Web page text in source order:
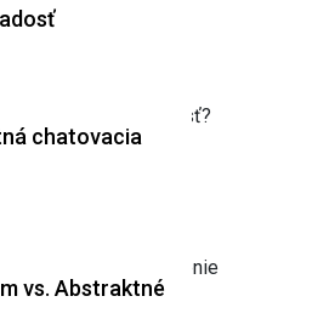
chatovacia
vs. Abstraktné